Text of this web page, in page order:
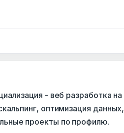
- веб разработка на
оптимизация данных,
проекты по профилю.